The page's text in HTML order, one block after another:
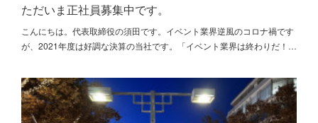
ただいま正社員募集中です。
こんにちは。代表取締役の須田です。イベント業界逆風のコロナ禍です
が、2021年度は好調な決算の当社です。「イベント業界は終わりだ！…